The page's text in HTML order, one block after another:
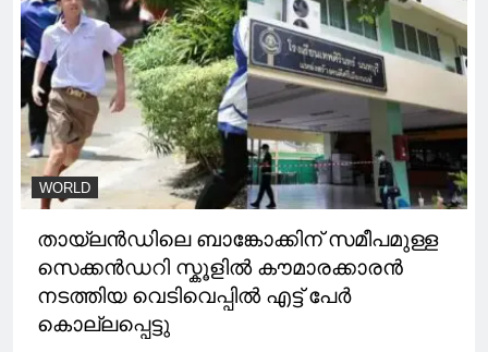
WORLD
തായ്ലൻഡിലെ ബാങ്കോക്കിന് സമീപമുള്ള
സെക്കൻഡറി സ്കൂളില്‍ കൗമാരക്കാരൻ
നടത്തിയ വെടിവെപ്പില്‍ എട്ട് പേർ
കൊല്ലപ്പെട്ടു